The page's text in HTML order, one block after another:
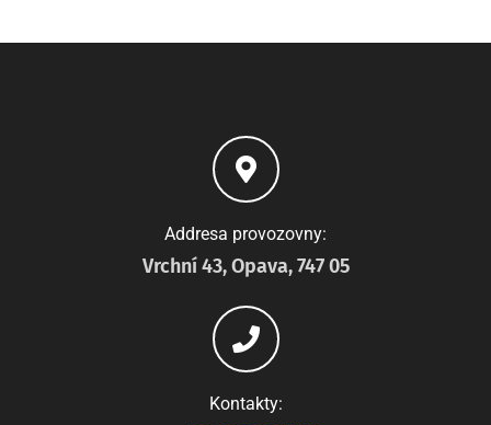
Addresa provozovny:
Vrchní 43, Opava, 747 05
Kontakty: